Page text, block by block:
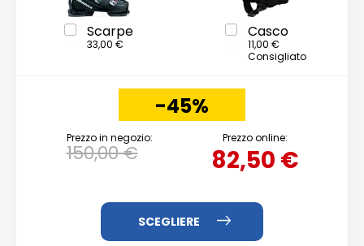
Scarpe
33,00 €
Casco
11,00 €
Consigliato
-45%
Prezzo in negozio:
150,00 €
Prezzo online:
82,50 €